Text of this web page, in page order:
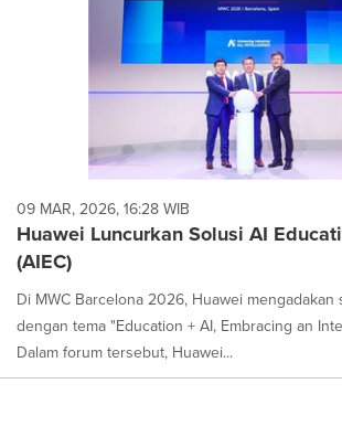
09 MAR, 2026, 16:28 WIB
Huawei Luncurkan Solusi AI
(AIEC)
Di MWC Barcelona 2026, Huawei
dengan tema "Education + AI, Embracing an
Dalam forum tersebut, Huawei...